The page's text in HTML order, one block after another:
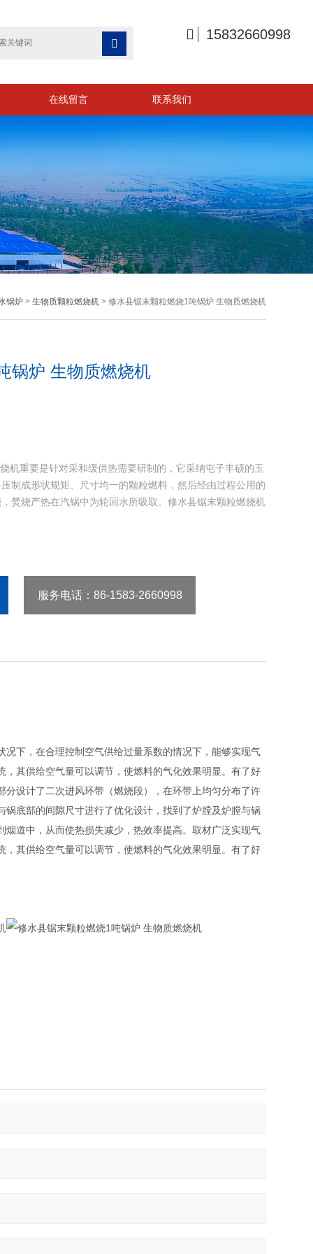

 15832660998
在线留言 联系我们
锅炉> 生物质颗粒燃烧机> 修水县锯末颗粒燃烧1吨锅炉 生物质燃烧机
锅炉 生物质燃烧机
机重要是针对采和缓供热需要研制的，它采纳屯子丰硕的玉
制成形状规矩、尺寸均一的颗粒燃料，然后经由过程公用的
焚烧产热在汽锅中为轮回水所吸取。修水县锯末颗粒燃烧机
服务电话：86-1583-2660998
下，在合理控制空气供给过量系数的情况下，能够实现气
其供给空气量可以调节，使燃料的气化效果明显。有了好
设计了二次进风环带（燃烧段），在环带上均匀分布了许
底部的间隙尺寸进行了优化设计，找到了炉膛及炉膛与锅
道中，从而使热损失减少，热效率提高。取材广泛实现气
其供给空气量可以调节，使燃料的气化效果明显。有了好